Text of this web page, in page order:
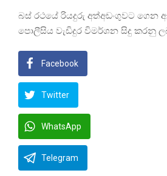
බස් රථයේ රියදුරු අත්අඩංගුවට ගෙන
පොලීසිය වැඩිදුර විමර්ශන සිදු කරනු
Facebook
Twitter
WhatsApp
Telegram